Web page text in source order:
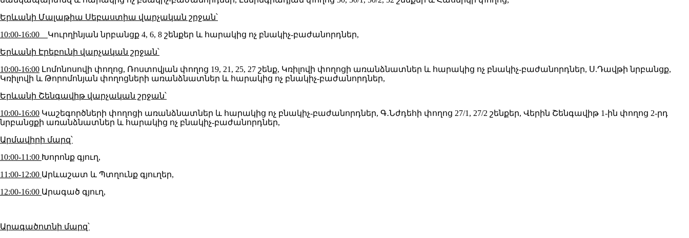
Երևանի Մալաթիա Սեբաստիա վարչական շրջան՝
10:00-16:00 Կուրղինյան նրբանցք 4, 6, 8 շենքեր և հարակից ոչ բնակիչ-բաժանորդներ,
Երևանի Էրեբունի վարչական շրջան՝
10:00-16:00 Լոմոնոսովի փողոց, Ռոստովյան փողոց 19, 21, 25, 27 շենք, Կռիլովի փողոցի առանձնատներ և հարակից ոչ բնակիչ-բաժանորդներ, Ս.Դավթի նրբանցք,
Կռիլովի և Թորոմոնյան փողոցների առանձնատներ և հարակից ոչ բնակիչ-բաժանորդներ,
Երևանի Շենգավիթ վարչական շրջան՝
10:00-16:00 Կաշեգործների փողոցի առանձնատներ և հարակից ոչ բնակիչ-բաժանորդներ, Գ․Նժդեհի փողոց 27/1, 27/2 շենքեր, Վերին Շենգավիթ 1-ին փողոց 2-րդ
նրբանցքի առանձնատներ և հարակից ոչ բնակիչ-բաժանորդներ,
Արմավիրի մարզ՝
10:00-11:00 Խորոնք գյուղ,
11:00-12:00 Արևաշատ և Պտղունք գյուղեր,
12:00-16:00 Արագած գյուղ,
Արագածոտնի մարզ՝